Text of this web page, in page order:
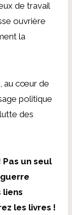
de travail
ouvrière
la
au cœur de
politique
des
un seul
liens
les livres !